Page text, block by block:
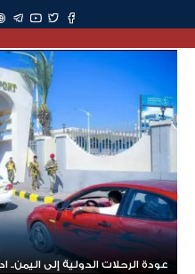
عودة الرحلات الدولية إلى